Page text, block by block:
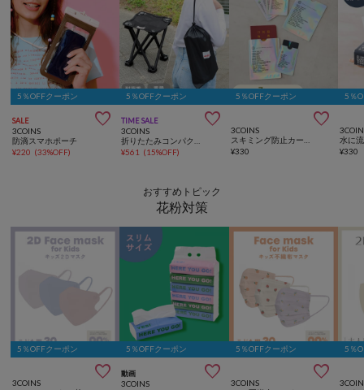
5％OFFクーポン
SALE 
3COINS
防滴スマホポーチ
¥220 (33%OFF)
5％OFFクーポン
TIME SALE 
3COINS
¥561 (15%OFF)
5％OFFクーポン

3COINS
¥330
5％
¥330
おすすめトピック
花粉対策
5％OFFクーポン

3COINS
5％OFFクーポン
動画 
3COINS
5％OFFクーポン

3COINS
5％